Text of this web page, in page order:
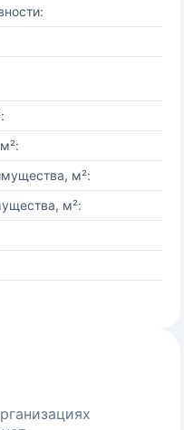
м²:
м²: